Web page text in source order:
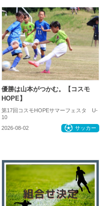
優勝は山本がつかむ。【コスモ
HOPE】
第17回コスモHOPEサマーフェスタ U-
10
2026-08-02
サッカー